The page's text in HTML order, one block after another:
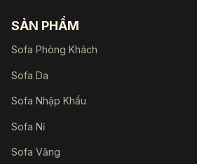
SẢN PHẨM
Sofa Phòng Khách
Sofa Da
Sofa Nhập Khẩu
Sofa Nỉ
Sofa Văng